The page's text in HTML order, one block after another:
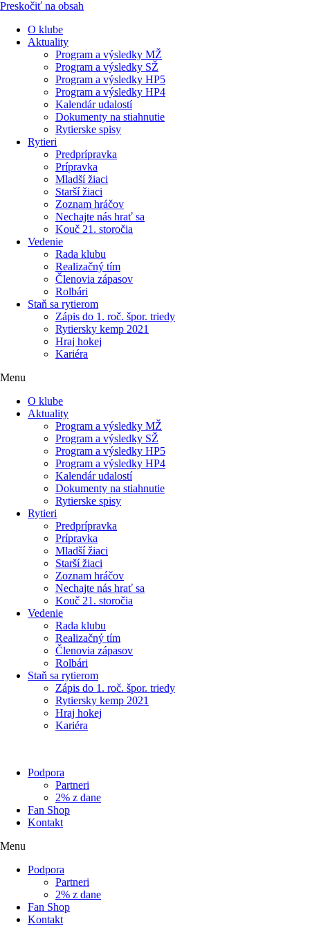
Preskočiť na obsah
O klube
Aktuality
Program a výsledky MŽ
Program a výsledky SŽ
Program a výsledky HP5
Program a výsledky HP4
Kalendár udalostí
Dokumenty na stiahnutie
Rytierske spisy
Rytieri
Predprípravka
Prípravka
Mladší žiaci
Starší žiaci
Zoznam hráčov
Nechajte nás hrať sa
Kouč 21. storočia
Vedenie
Rada klubu
Realizačný tím
Členovia zápasov
Rolbári
Staň sa rytierom
Zápis do 1. roč. špor. triedy
Rytiersky kemp 2021
Hraj hokej
Kariéra
Menu
O klube
Aktuality
Program a výsledky MŽ
Program a výsledky SŽ
Program a výsledky HP5
Program a výsledky HP4
Kalendár udalostí
Dokumenty na stiahnutie
Rytierske spisy
Rytieri
Predprípravka
Prípravka
Mladší žiaci
Starší žiaci
Zoznam hráčov
Nechajte nás hrať sa
Kouč 21. storočia
Vedenie
Rada klubu
Realizačný tím
Členovia zápasov
Rolbári
Staň sa rytierom
Zápis do 1. roč. špor. triedy
Rytiersky kemp 2021
Hraj hokej
Kariéra
Podpora
Partneri
2% z dane
Fan Shop
Kontakt
Menu
Podpora
Partneri
2% z dane
Fan Shop
Kontakt